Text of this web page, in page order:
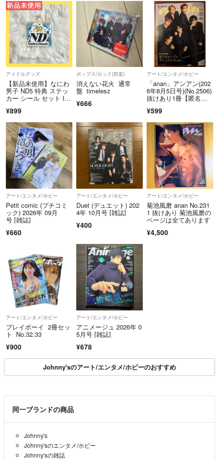
アイドルグッズ
【新品未使用】なにわ
男子 ND5 特典 ステッ
カー シール セット Ia
¥899
ポップス/ロック(邦楽)
消えない花火 通常
盤 timelesz
¥666
アート/エンタメ/ホビー
「anan」アンアン(202
6年8月5日号)(No.2506)
抜けあり1冊【匿名発
¥599
アート/エンタメ/ホビー
Petit comic (プチコミ
ック) 2026年 09月
号 [雑誌]
¥660
アート/エンタメ/ホビー
Duet (デュエット) 202
4年 10月号 [雑誌]
¥400
アート/エンタメ/ホビー
菊池風磨 anan No.231
1 抜けあり 菊池風磨の
ページは全てあります
¥4,500
アート/エンタメ/ホビー
プレイボーイ 2冊セッ
ト No.32.33
¥900
アート/エンタメ/ホビー
アニメージュ 2026年 0
5月号 [雑誌]
¥678
Johnny'sのアート/エンタメ/ホビーのおすすめ
同一ブランドの商品
Johnny's
Johnny'sのエンタメ/ホビー
Johnny'sの雑誌